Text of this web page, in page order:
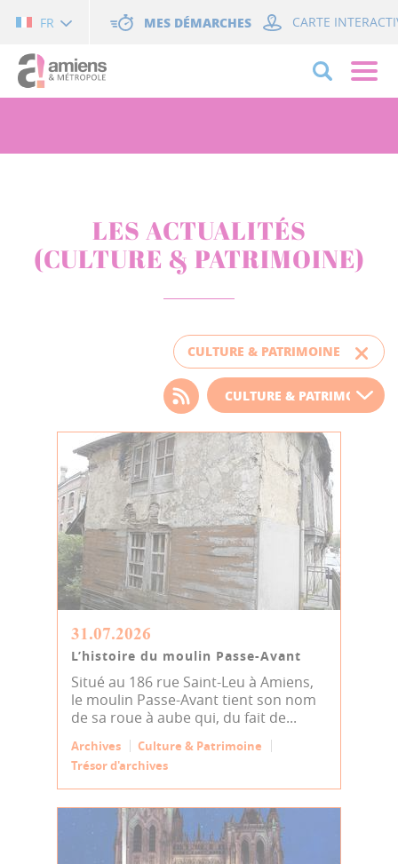
FR MES DÉMARCHES CARTE
LES ACTUALITÉS
(CULTURE & PATRIMOINE)
CULTURE & PATRIMOINE
Choisissez votre filtre
d'actualité
31.07.2026
L’histoire du moulin Passe-Avant
Situé au 186 rue Saint-Leu à Amiens,
le moulin Passe-Avant tient son nom
de sa roue à aube qui, du fait de...
Archives
Culture & Patrimoine
Trésor d'archives